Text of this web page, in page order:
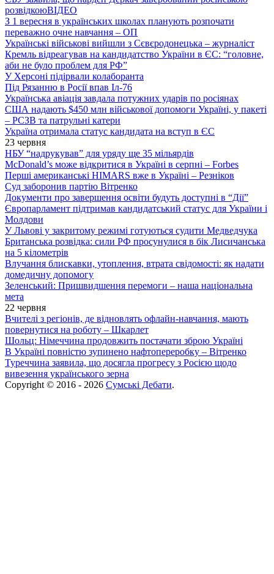
розвідкоюВІДЕО
З 1 вересня в українських школах планують розпочати
переважно очне навчання – ОП
Українські військові вийшли з Сєвєродонецька – журналіст
Кремль відреагував на кандидатство України в ЄС: “головне,
аби не було проблем для РФ”
У Херсоні підірвали колаборанта
Під Рязанню в Росії впав Іл-76
Українська авіація завдала потужних ударів по росіянах
США надають $450 млн військової допомоги Україні, у пакеті
– РСЗВ та патрульні катери
Україна отримала статус кандидата на вступ в ЄС
23 червня
НБУ “надрукував” для уряду ще 35 мільярдів
McDonald’s може відкритися в Україні в серпні – Forbes
Перші американські HIMARS вже в Україні – Резніков
Суд заборонив партію Вітренко
Документи про завершення освіти будуть доступні в “Дії”
Європарламент підтримав кандидатський статус для України і
Молдови
У Львові у закритому режимі готуються судити Медведчука
Британська розвідка: сили РФ просунулися в бік Лисичанська
на 5 кілометрів
Влучання блискавки, утоплення, втрата свідомості: як надати
домедичну допомогу
Зеленський: Пришвидшення перемоги – наша національна
мета
22 червня
Вчителі з регіонів, де відновлять офлайн-навчання, мають
повернутися на роботу – Шкарлет
Шольц: Німеччина продовжить постачати зброю Україні
В Україні повністю зупинено нафтопереробку – Вітренко
Туреччина заявила, що досягла прогресу з Росією щодо
вивезення українського зерна
Copyright © 2016 - 2026 Сумські Дебати.